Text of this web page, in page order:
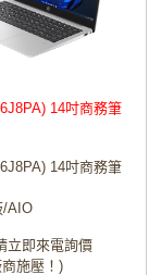
14吋商務筆
14吋商務筆
/AIO
立即來電詢價
施壓！)